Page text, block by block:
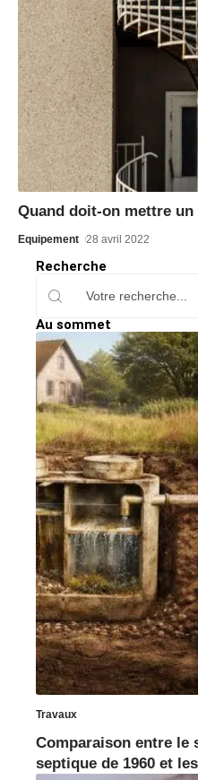
Quand doit-on mettre
Equipement 28 avril 2022
Recherche
Au sommet
Travaux
Comparaison entre le
septique de 1960 et